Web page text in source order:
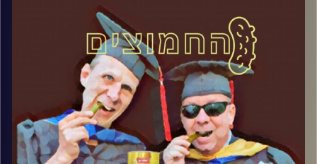
קרדיט תמונות:AudioVersity